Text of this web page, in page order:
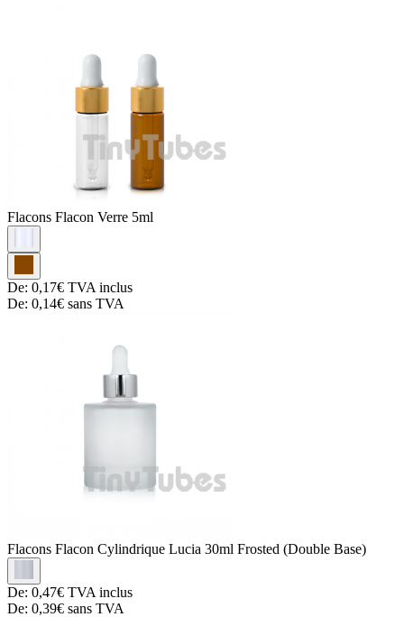
Flacons Flacon Verre 5ml
De: 0,17€ TVA inclus
De: 0,14€ sans TVA
Flacons Flacon Cylindrique Lucia 30ml Frosted (Double Base)
De: 0,47€ TVA inclus
De: 0,39€ sans TVA